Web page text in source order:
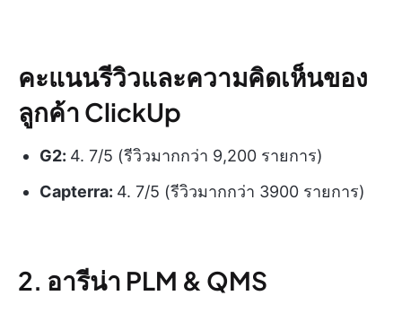
คะแนนรีวิวและความคิดเห็นของ
ลูกค้า ClickUp
G2: 4. 7/5 (รีวิวมากกว่า 9,200 รายการ)
Capterra: 4. 7/5 (รีวิวมากกว่า 3900 รายการ)
2. อารีน่า PLM & QMS